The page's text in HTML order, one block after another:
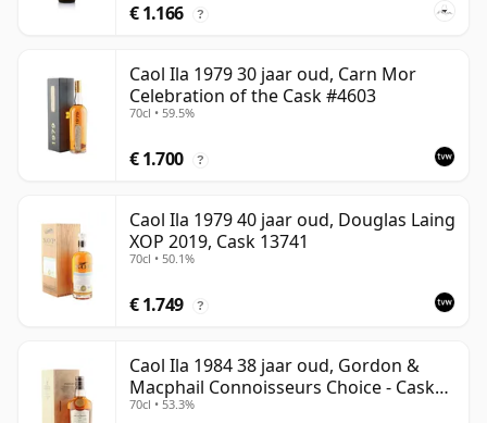
€ 1.166 ?
Caol Ila 1979 30 jaar oud, Carn Mor
Celebration of the Cask #4603
70cl • 59.5%
€ 1.700 ?
Caol Ila 1979 40 jaar oud, Douglas Laing
XOP 2019, Cask 13741
70cl • 50.1%
€ 1.749 ?
Caol Ila 1984 38 jaar oud, Gordon &
Macphail Connoisseurs Choice - Cask
3122
70cl • 53.3%